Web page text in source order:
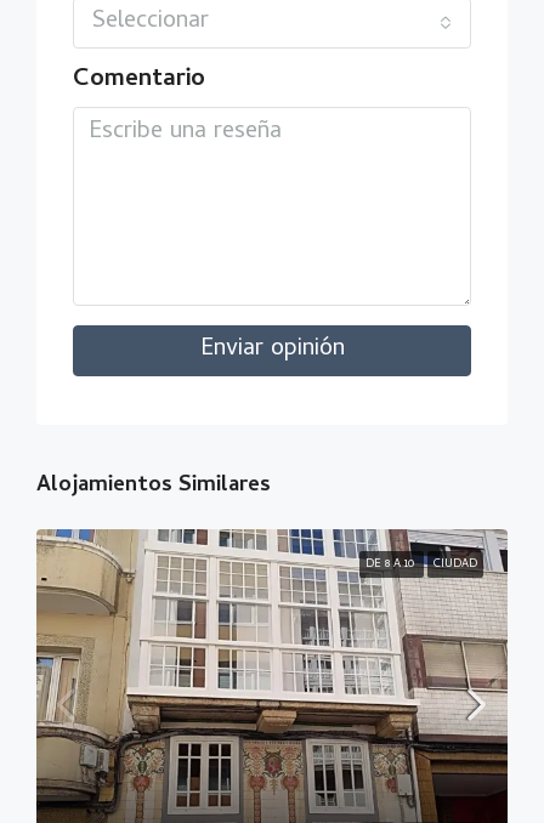
Seleccionar
Comentario
Enviar opinión
Alojamientos Similares
DE 8 A 10 CIUDAD